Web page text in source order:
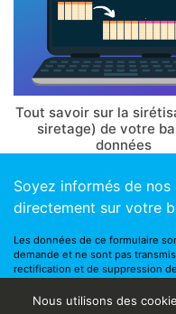
Tout savoir sur la
siretage) de votre
données
Soyez informés de
directement sur votre
Les données de ce formulaire
demande et ne sont pas
rectification et de suppression
responsable de la protection
Nous utilisons des